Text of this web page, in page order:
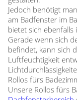
Jedoch benötigt
am Badfenster im
bietet sich
Gerade wenn sich
befindet, kann sich
Luftfeuchtigkeit
Rollos fürs
Unsere Rollos fürs